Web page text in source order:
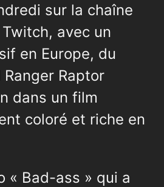
sur la chaîne
avec un
en Europe, du
Raptor
dans un film
coloré et riche en
« Bad-ass » qui a